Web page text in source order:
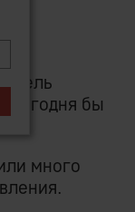
сегодня бы
много